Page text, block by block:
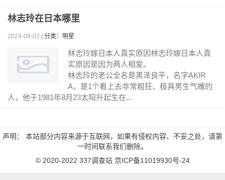
林志玲在日本哪里
2024-09-02 | 分类：明星
林志玲嫁日本人真实原因林志玲嫁日本人真
实原因是因为两人相爱。
林志玲的老公全名是黑泽良平，名字AKIR
A，是1个看上去非常粗狂、极具男生气魄的
人，他于1981年8月23太阳升起生在...
声明： 本站部分内容来源于互联网，如果有侵权内容、不妥之处，请第
一时间联系我们删除。
© 2020-2022 337调查站 京ICP备11019930号-24